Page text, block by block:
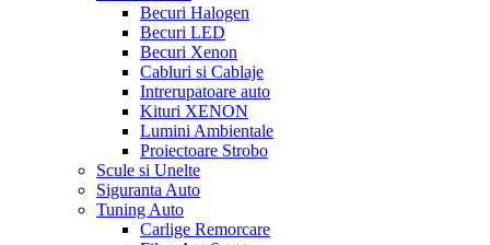
Becuri Halogen
Becuri LED
Becuri Xenon
Cabluri si Cablaje
Intrerupatoare auto
Kituri XENON
Lumini Ambientale
Proiectoare Strobo
Scule si Unelte
Siguranta Auto
Tuning Auto
Carlige Remorcare